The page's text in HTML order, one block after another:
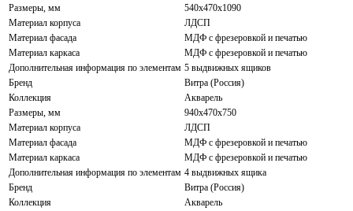
Размеры, мм
540x470x1090
Материал корпуса
ЛДСП
Материал фасада
МДФ с фрезеровкой и печатью
Материал каркаса
МДФ с фрезеровкой и печатью
Дополнительная информация по элементам 5 выдвижных ящиков
Бренд
Витра (Россия)
Коллекция
Акварель
Размеры, мм
940x470x750
Материал корпуса
ЛДСП
Материал фасада
МДФ с фрезеровкой и печатью
Материал каркаса
МДФ с фрезеровкой и печатью
Дополнительная информация по элементам 4 выдвижных ящика
Бренд
Витра (Россия)
Коллекция
Акварель